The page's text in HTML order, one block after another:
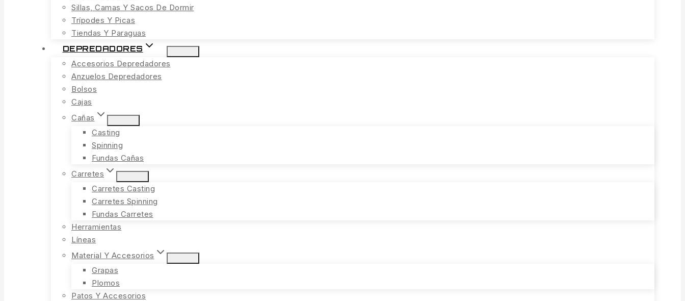
Sillas, Camas Y Sacos De Dormir
Trípodes Y Picas
Tiendas Y Paraguas
DEPREDADORES
Accesorios Depredadores
Anzuelos Depredadores
Bolsos
Cajas
Cañas
Casting
Spinning
Fundas Cañas
Carretes
Carretes Casting
Carretes Spinning
Fundas Carretes
Herramientas
Líneas
Material Y Accesorios
Grapas
Plomos
Patos Y Accesorios